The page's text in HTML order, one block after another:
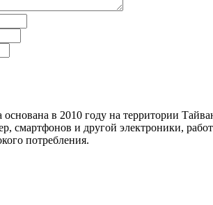
в 2010 году на территории
смартфонов и другой электроники,
потребления.